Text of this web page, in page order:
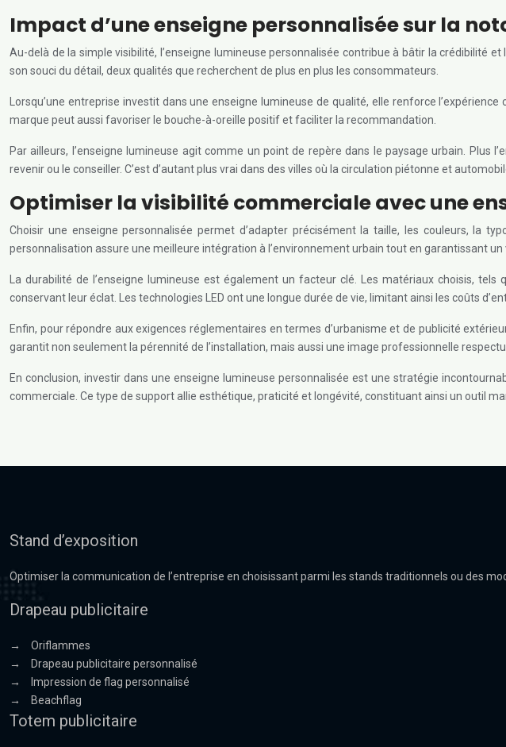
Impact d’une enseigne personnalisée sur la
Au-delà de la simple visibilité, l’enseigne lumineuse personnalisée contribue à bâtir la crédibilité
son souci du détail, deux qualités que recherchent de plus en plus les consommateurs.
Lorsqu’une entreprise investit dans une enseigne lumineuse de qualité, elle renforce
marque peut aussi favoriser le bouche-à-oreille positif et faciliter la recommandation.
Par ailleurs, l’enseigne lumineuse agit comme un point de repère dans le paysage urbain.
revenir ou le conseiller. C’est d’autant plus vrai dans des villes où la circulation piétonne et
Optimiser la visibilité commerciale avec une
Choisir une enseigne personnalisée permet d’adapter précisément la taille, les couleurs, la
personnalisation assure une meilleure intégration à l’environnement urbain tout en garantissant
La durabilité de l’enseigne lumineuse est également un facteur clé. Les matériaux choisis,
conservant leur éclat. Les technologies LED ont une longue durée de vie, limitant ainsi les coûts
Enfin, pour répondre aux exigences réglementaires en termes d’urbanisme et de publicité
garantit non seulement la pérennité de l’installation, mais aussi une image professionnelle
En conclusion, investir dans une enseigne lumineuse personnalisée est une stratégie
commerciale. Ce type de support allie esthétique, praticité et longévité, constituant ainsi un outil
Stand d’exposition
Optimiser la communication de l’entreprise en choisissant parmi les stands traditionnels ou des
Drapeau publicitaire
→
Oriflammes
→
Drapeau publicitaire personnalisé
→
Impression de flag personnalisé
→
Beachflag
Totem publicitaire